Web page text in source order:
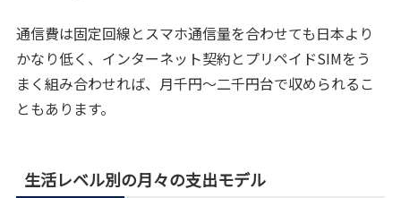
通信費は固定回線とスマホ通信量を合わせても日本より
かなり低く、インターネット契約とプリペイドSIMをう
まく組み合わせれば、月千円〜二千円台で収められるこ
ともあります。
生活レベル別の月々の支出モデル